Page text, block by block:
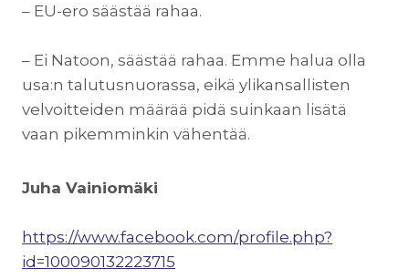
– EU-ero säästää rahaa.
– Ei Natoon, säästää rahaa. Emme halua olla
usa:n talutusnuorassa, eikä ylikansallisten
velvoitteiden määrää pidä suinkaan lisätä
vaan pikemminkin vähentää.
Juha Vainiomäki
https://www.facebook.com/profile.php?
id=100090132223715